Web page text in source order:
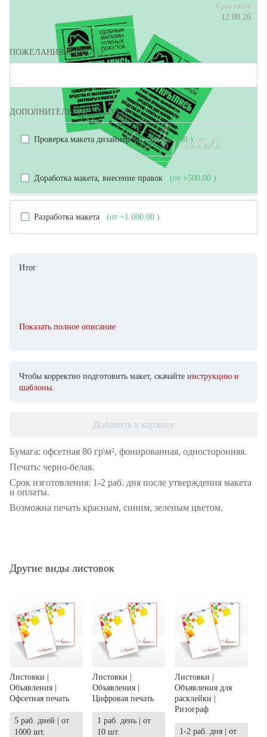
Срок изгот.
12.08.26
ПОЖЕЛАНИЯ К ЗАКАЗУ
ДОПОЛНИТЕЛЬНЫЕ УСЛУГИ
Проверка макета дизайнером (от +200.00)
Доработка макета, внесение правок (от +500.00 )
Разработка макета (от +1 000.00 )
Итог
Показать полное описание
Чтобы корректно подготовить макет, скачайте инструкцию и
шаблоны.
Добавить в корзину
Бумага: офсетная 80 гр\м², фонированная, односторонняя.
Печать: черно-белая.
Срок изготовления: 1-2 раб. дня после утверждения макета
и оплаты.
Возможна печать красным, синим, зеленым цветом.
Другие виды листовок
Листовки |
Объявления |
Офсетная печать
5 раб. дней | от
1000 шт.
Листовки |
Объявления |
Цифровая печать
1 раб. день | от
10 шт.
Листовки |
Объявления для
расклейки |
Ризограф
1-2 раб. дня | от